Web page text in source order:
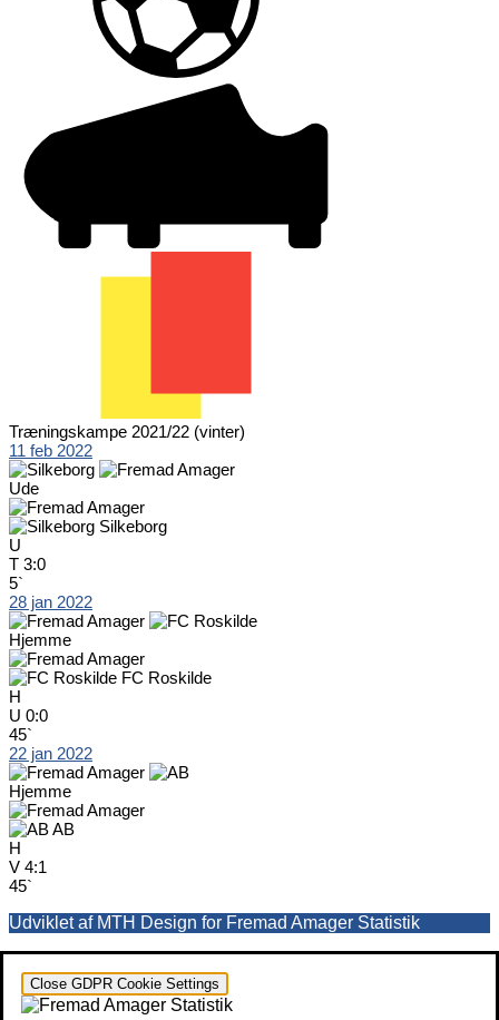
Træningskampe 2021/22 (vinter)
11 feb 2022
Ude
Silkeborg
U
T 3:0
5`
28 jan 2022
Hjemme
FC Roskilde
H
U 0:0
45`
22 jan 2022
Hjemme
AB
H
V 4:1
45`
Udviklet af MTH Design for Fremad Amager Statistik
Close GDPR Cookie Settings